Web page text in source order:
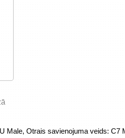
Male, Otrais savienojuma veids: C7